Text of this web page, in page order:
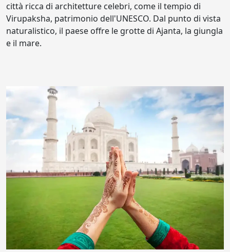
città ricca di architetture celebri, come il tempio di
Virupaksha, patrimonio dell'UNESCO. Dal punto di vista
naturalistico, il paese offre le grotte di Ajanta, la giungla
e il mare.